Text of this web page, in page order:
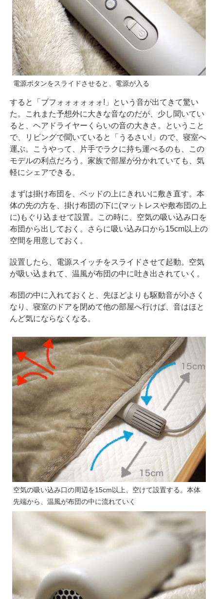
電源ボタンをスライドさせると、電源が入る
すると「ブフォォォォォォ!」という音が出てきて驚い
た。これまた予想外に大きな音なのだが、少し聞いてい
ると、ヘアドライヤーくらいの音の大きさ。ということ
で、リビングで聞いていると「うるさい!」ので、寝室へ
運ぶ。こうやって、片手でラクに持ち運べるのも、この
モデルの利点だろう。家族で部屋が分かれていても、気
軽にシェアできる。
まずは掛け布団を、ベッドの上にきれいに敷き直す。本
体の先の方を、掛け布団の下に(マットレスや敷布団の上
に)もぐり込ませて設置。この時に、空気の吸い込み口を
布団から出しておく。さらに吸い込み口から15cm以上の
空間を用意しておく。
設置したら、電源スイッチをスライドさせて起動。空気
が吸い込まれて、温風が布団の中に吐き出されていく。
布団の中に入れておくと、先ほどよりも駆動音が小さく
なり、寝室のドアを閉めて他の部屋へ行けば、音はほと
んど気にならなくなる。
空気の吸い込み口の周辺を15cm以上、空けて設置する。本体
先端から、温風が布団の中に流れていく